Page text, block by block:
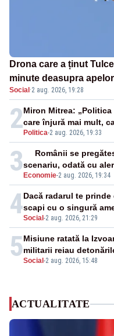
Drona care a ținut
minute deasupra
două F-16
Social ·2 aug. 2026, 19:28
2 Politica-2 aug. 2026, 19:33
Miron Mitrea:
care înjură mai mult,
3 Economie-2 aug. 2026, 19:34
Românii se
scenariu, odată cu
4Social -2 aug. 2026, 21:29
Dacă radarul te
scapi cu o singură
5Social -2 aug. 2026, 15:48
Misiune ratată la
militarii reiau
ACTUALITATE